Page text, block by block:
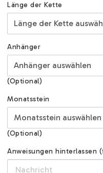
Länge der Kette
Anhänger
(Optional)
Monatsstein
(Optional)
Anweisungen hinterlassen